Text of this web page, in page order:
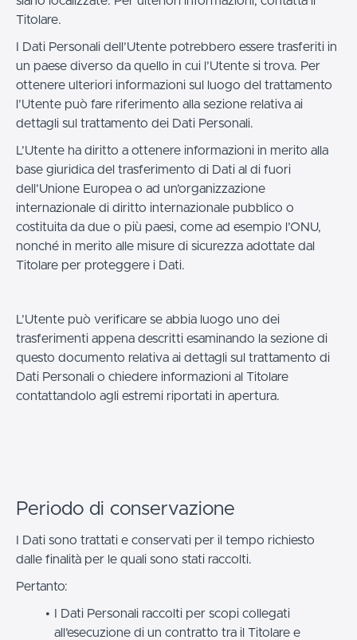
Titolare.
I Dati Personali dell’Utente potrebbero essere trasferiti in
un paese diverso da quello in cui l’Utente si trova. Per
ottenere ulteriori informazioni sul luogo del trattamento
l’Utente può fare riferimento alla sezione relativa ai
dettagli sul trattamento dei Dati Personali.
L’Utente ha diritto a ottenere informazioni in merito alla
base giuridica del trasferimento di Dati al di fuori
dell’Unione Europea o ad un’organizzazione
internazionale di diritto internazionale pubblico o
costituita da due o più paesi, come ad esempio l’ONU,
nonché in merito alle misure di sicurezza adottate dal
Titolare per proteggere i Dati.
L’Utente può verificare se abbia luogo uno dei
trasferimenti appena descritti esaminando la sezione di
questo documento relativa ai dettagli sul trattamento di
Dati Personali o chiedere informazioni al Titolare
contattandolo agli estremi riportati in apertura.
Periodo di conservazione
I Dati sono trattati e conservati per il tempo richiesto
dalle finalità per le quali sono stati raccolti.
Pertanto:
I Dati Personali raccolti per scopi collegati
all’esecuzione di un contratto tra il Titolare e